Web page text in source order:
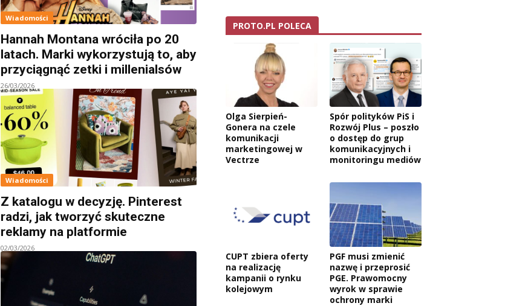
Wiadomości
Hannah Montana wróciła po 20
latach. Marki wykorzystują to, aby
przyciągnąć zetki i millenialsów
26/03/2026
Wiadomości
Z katalogu w decyzję. Pinterest
radzi, jak tworzyć skuteczne
reklamy na platformie
02/03/2026
PROTO.PL POLECA
Olga Sierpień-
Gonera na czele
komunikacji
marketingowej w
Vectrze
Spór polityków PiS i
Rozwój Plus – poszło
o dostęp do grup
komunikacyjnych i
monitoringu mediów
CUPT zbiera oferty
na realizację
kampanii o rynku
kolejowym
PGF musi zmienić
nazwę i przeprosić
PGE. Prawomocny
wyrok w sprawie
ochrony marki